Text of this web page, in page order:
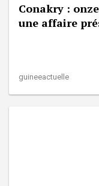
Conakry :
une affaire
guineeactuelle